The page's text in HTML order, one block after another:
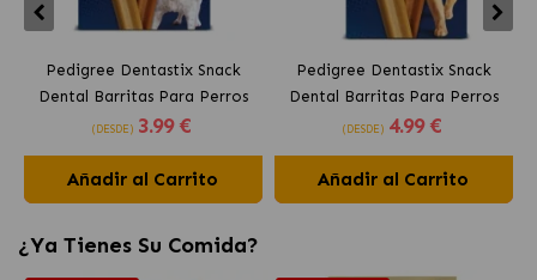
Pedigree Dentastix Snack
Dental Barritas Para Perros
Medianos 10-25 kg
(DESDE) 3.99 €
Añadir al Carrito
Pedigree Dentastix Snack
Dental Barritas Para Perros
Grandes +25 kg
(DESDE) 4.99 €
Añadir al Carrito
¿Ya Tienes Su Comida?